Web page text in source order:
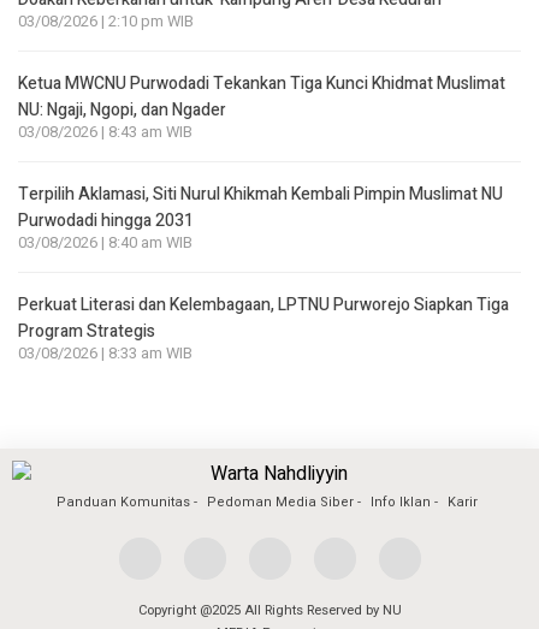
03/08/2026 | 2:10 pm WIB
Ketua MWCNU Purwodadi Tekankan Tiga Kunci Khidmat Muslimat
NU: Ngaji, Ngopi, dan Ngader
03/08/2026 | 8:43 am WIB
Terpilih Aklamasi, Siti Nurul Khikmah Kembali Pimpin Muslimat NU
Purwodadi hingga 2031
03/08/2026 | 8:40 am WIB
Perkuat Literasi dan Kelembagaan, LPTNU Purworejo Siapkan Tiga
Program Strategis
03/08/2026 | 8:33 am WIB
Panduan Komunitas Pedoman Media Siber Info Iklan Karir
Copyright @2025 All Rights Reserved by NU